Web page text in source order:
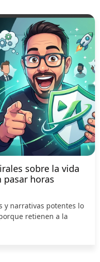
sobre la vida
pasar horas
y narrativas potentes lo
retienen a la